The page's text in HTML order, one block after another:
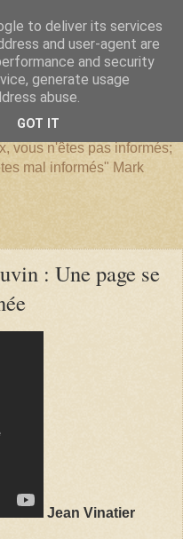
vous n'êtes pas informés;
mal informés" Mark
: Une page se
Jean Vinatier
to deliver its services
and user-agent are
and security
generate usage
abuse.
GOT IT